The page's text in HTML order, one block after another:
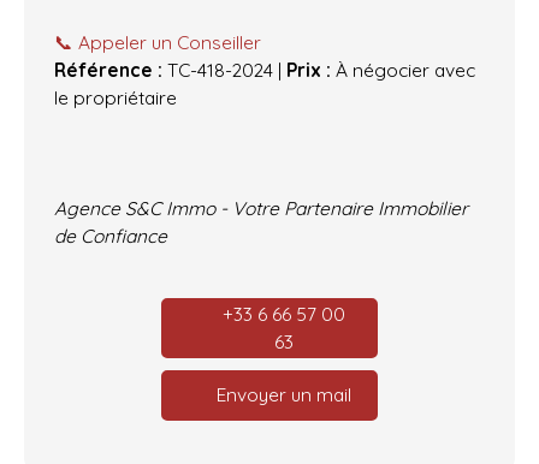
📞 Appeler un Conseiller
Référence : TC-418-2024 | Prix : À négocier avec
le propriétaire
Agence S&C Immo - Votre Partenaire Immobilier
de Confiance
+33 6 66 57 00
63
Envoyer un mail